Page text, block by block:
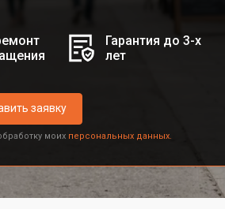
Гарантия до 3-х
лет
заявку
моих персональных данных.